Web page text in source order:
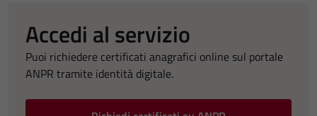
Accedi al servizio
Puoi richiedere certificati anagrafici online sul portale
ANPR tramite identità digitale.